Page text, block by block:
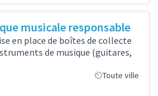
musicale responsable
en place de boîtes de collecte
de musique (guitares,
Toute ville